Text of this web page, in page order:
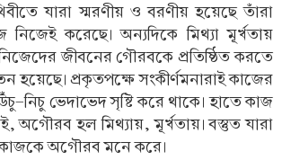
যারা স্মরণীয় ও বরণীয় হয়েছে তাঁরা
করেছে। অন্যদিকে মিথ্যা মূর্খতায়
জীবনের গৌরবকে প্রতিষ্ঠিত করতে
হয়েছে। প্রকৃতপক্ষে সংকীর্ণমনারাই কাজের
নিচু ভেদাভেদ সৃষ্টি করে থাকে। হাতে কাজ
অগৌরব হল মিথ্যায়, মূর্খতায়। বস্তুত যারা
কাজকে অগৌরব মনে করে।